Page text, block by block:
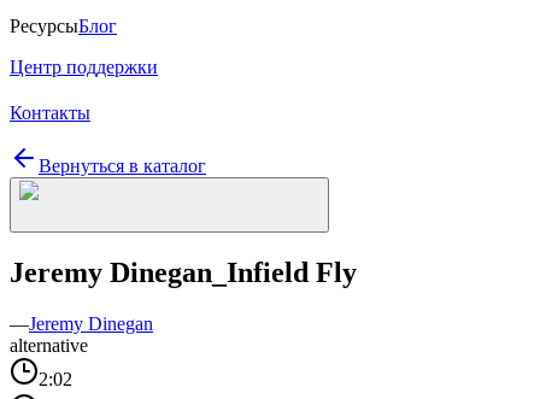
РесурсыБлог
Центр поддержки
Контакты
Вернуться в каталог
Jeremy Dinegan_Infield Fly
—Jeremy Dinegan
alternative
2:02